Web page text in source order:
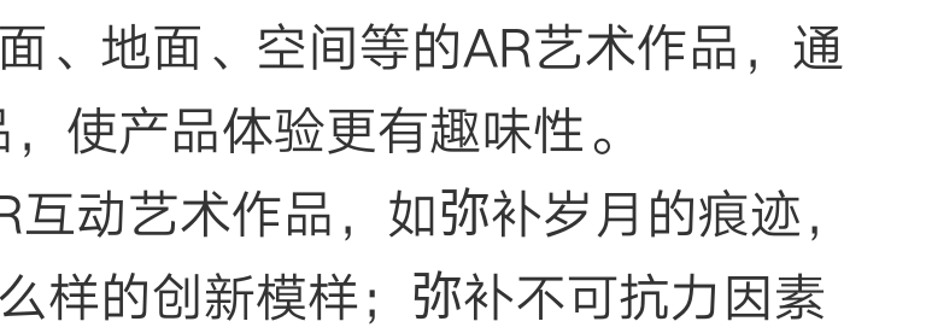
、地面、空间等的AR艺术作品，通
使产品体验更有趣味性。
动艺术作品，如弥补岁月的痕迹，
样的创新模样；弥补不可抗力因素